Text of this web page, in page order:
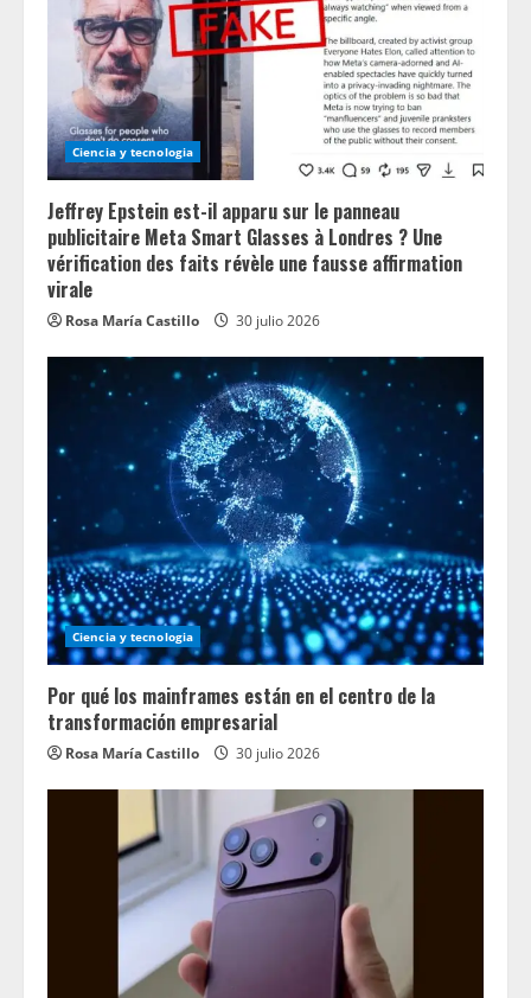
i
n
g
Ciencia y tecnologia
Jeffrey Epstein est-il apparu sur le panneau
publicitaire Meta Smart Glasses à Londres ? Une
vérification des faits révèle une fausse affirmation
virale
Rosa María Castillo 30 julio 2026
Ciencia y tecnologia
Por qué los mainframes están en el centro de la
transformación empresarial
Rosa María Castillo 30 julio 2026